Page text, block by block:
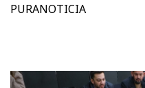
PURANOTICIA